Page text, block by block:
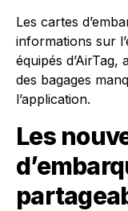
Les cartes
informations sur
équipés d’AirTag,
des bagages
l’application.
Les